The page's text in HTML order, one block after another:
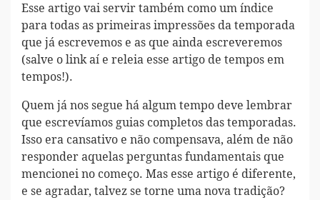
Esse artigo vai servir também como um índice
para todas as primeiras impressões da temporada
que já escrevemos e as que ainda escreveremos
(salve o link aí e releia esse artigo de tempos em
tempos!).
Quem já nos segue há algum tempo deve lembrar
que escrevíamos guias completos das temporadas.
Isso era cansativo e não compensava, além de não
responder aquelas perguntas fundamentais que
mencionei no começo. Mas esse artigo é diferente,
e se agradar, talvez se torne uma nova tradição?